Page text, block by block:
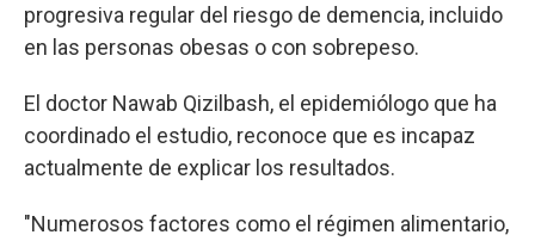
progresiva regular del riesgo de demencia, incluido
en las personas obesas o con sobrepeso.
El doctor Nawab Qizilbash, el epidemiólogo que ha
coordinado el estudio, reconoce que es incapaz
actualmente de explicar los resultados.
"Numerosos factores como el régimen alimentario,